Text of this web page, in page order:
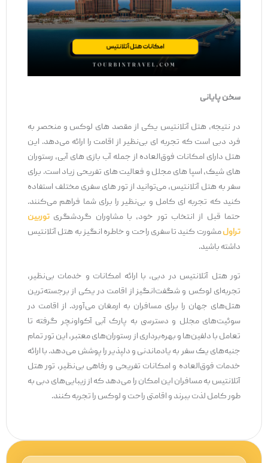
سخن پایانی
در نتیجه، هتل آتلانتیس یکی از مقصد های لوکس و منحصر به
فرد دبی است که تجربه‌ ای بی‌نظیر از اقامت را ارائه می‌دهد. این
هتل دارای امکانات فوق‌العاده از جمله آب‌ بازی‌ های آبی، رستوران
‌های شیک، اسپا های مجلل و فعالیت ‌های تفریحی زیاد است. برای
سفر به هتل آتلانتیس، می‌توانید از تور های سفری مختلف استفاده
کنید که تجربه ‌ای کامل و بی‌نظیر را برای شما فراهم می‌کنند.
حتما قبل از انتخاب تور خود، با مشاوران گردشگریتوربین
تراولمشورت کنید تا سفری راحت و خاطره‌ انگیز به هتل آتلانتیس
داشته باشید.
تور هتل آتلانتیس در دبی، با ارائه امکانات و خدمات بی‌نظیر،
تجربه‌ای لوکس و شگفت‌انگیز از اقامت در یکی از برجسته‌ترین
هتل‌های جهان را برای مسافران به ارمغان می‌آورد. از اقامت در
سوئیت‌های مجلل و دسترسی به پارک آبی آکواونچر گرفته تا
تعامل با دلفین‌ها و بهره‌برداری از رستوران‌های معتبر، این تور تمام
جنبه‌های یک سفر به یادماندنی و دلپذیر را پوشش می‌دهد. با ارائه
خدمات فوق‌العاده و امکانات تفریحی و رفاهی بی‌نظیر، تور هتل
آتلانتیس به مسافران این امکان را می‌دهد که از زیبایی‌های دبی به
طور کامل لذت ببرند و اقامتی راحت و لوکس را تجربه کنند.